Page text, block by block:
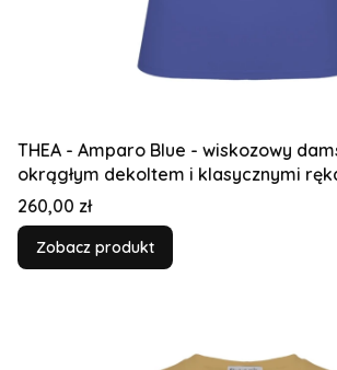
THEA - Amparo Blue - wiskozowy
okrągłym dekoltem i klasycznymi
Cena
260,00 zł
Zobacz produkt